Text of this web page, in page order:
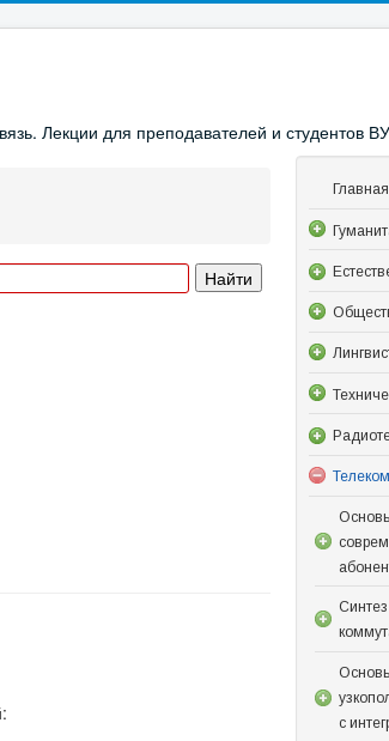
Лекции для преподавателей и студентов
с